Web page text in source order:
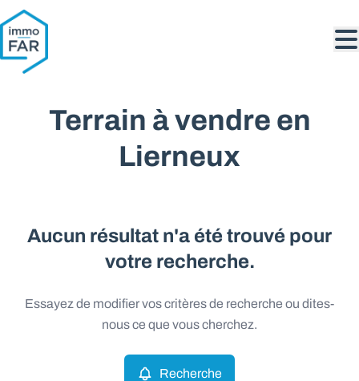
Aller au contenu principal
Terrain à vendre en
Lierneux
Aucun résultat n'a été trouvé pour
votre recherche.
Essayez de modifier vos critères de recherche ou dites-
nous ce que vous cherchez.
Recherche